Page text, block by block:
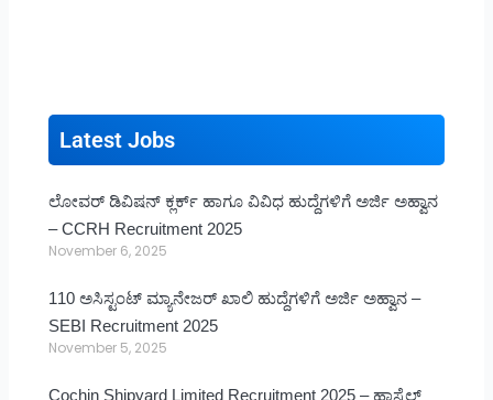
Latest Jobs
ಲೋವರ್ ಡಿವಿಷನ್ ಕ್ಲರ್ಕ್ ಹಾಗೂ ವಿವಿಧ ಹುದ್ದೆಗಳಿಗೆ ಅರ್ಜಿ ಅಹ್ವಾನ
– CCRH Recruitment 2025
November 6, 2025
110 ಅಸಿಸ್ಟಂಟ್ ಮ್ಯಾನೇಜರ್ ಖಾಲಿ ಹುದ್ದೆಗಳಿಗೆ ಅರ್ಜಿ ಅಹ್ವಾನ –
SEBI Recruitment 2025
November 5, 2025
Cochin Shipyard Limited Recruitment 2025 – ಹಾಸ್ಟೆಲ್